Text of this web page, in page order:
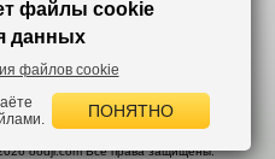
oodji.com Все права защищены.
файлы cookie
данных
файлов cookie
ПОНЯТНО